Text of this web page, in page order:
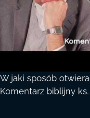
W jaki sposób
Komentarz biblijny